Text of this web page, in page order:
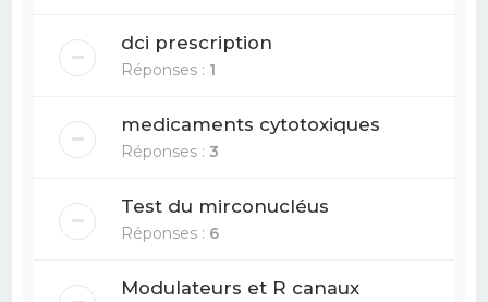
dci prescription
Réponses : 1
medicaments cytotoxiques
Réponses :3
Test du mirconucléus
Réponses : 6
Modulateurs et R canaux